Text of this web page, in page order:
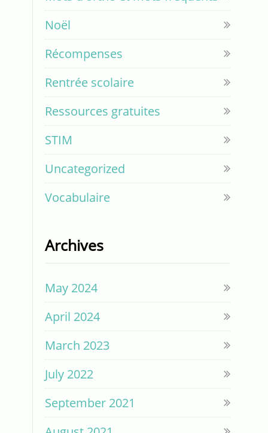
Noël
Récompenses
Rentrée scolaire
Ressources gratuites
STIM
Uncategorized
Vocabulaire
Archives
May 2024
April 2024
March 2023
July 2022
September 2021